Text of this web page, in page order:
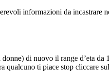
informazioni da
di nuovo il range d’eta
qualcuno ti piace stop cliccare